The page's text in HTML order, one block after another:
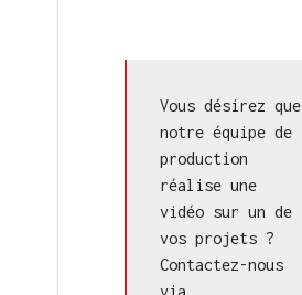
Vous désirez que
notre équipe de
production
réalise une
vidéo sur un de
vos projets ?
Contactez-nous